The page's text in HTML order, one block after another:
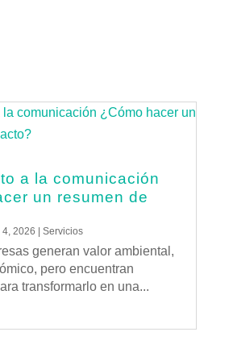
a la comunicación
un resumen de
4, 2026 Servicios
generan valor ambiental,
pero encuentran
transformarlo en una...